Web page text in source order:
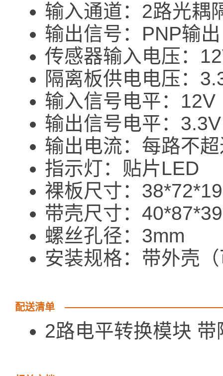
输入通道：2路光耦
输出信号：PNP输
传感器输入电压：
隔离板供电电压：
输入信号电平：12V
输出信号电平：3.3V
输出电流：每路不
指示灯：贴片LED
裸板尺寸：
带壳尺寸：
螺丝孔径：3mm
安装规格：带外壳
配送清单
2路电平转换模块